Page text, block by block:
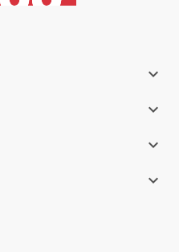



